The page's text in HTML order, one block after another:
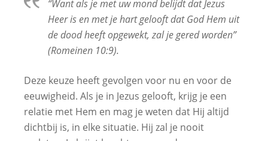
“Want als je met uw mond belijdt dat Jezus
Heer is en met je hart gelooft dat God Hem uit
de dood heeft opgewekt, zal je gered worden”
(Romeinen 10:9).
Deze keuze heeft gevolgen voor nu en voor de
eeuwigheid. Als je in Jezus gelooft, krijg je een
relatie met Hem en mag je weten dat Hij altijd
dichtbij is, in elke situatie. Hij zal je nooit